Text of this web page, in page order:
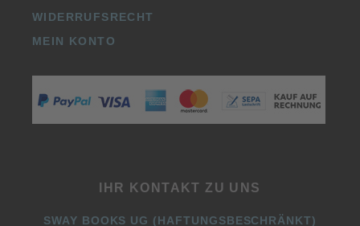
WIDERRUFSRECHT
MEIN KONTO
IHR KONTAKT ZU UNS
SWAY BOOKS UG (HAFTUNGSBESCHRÄNKT)